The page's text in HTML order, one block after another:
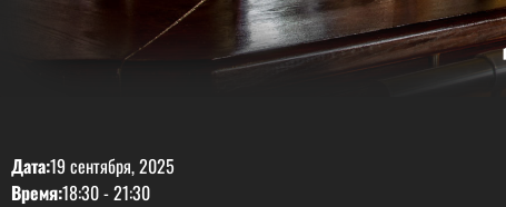
Дата:19 сентября, 2025
Время:18:30-21:30